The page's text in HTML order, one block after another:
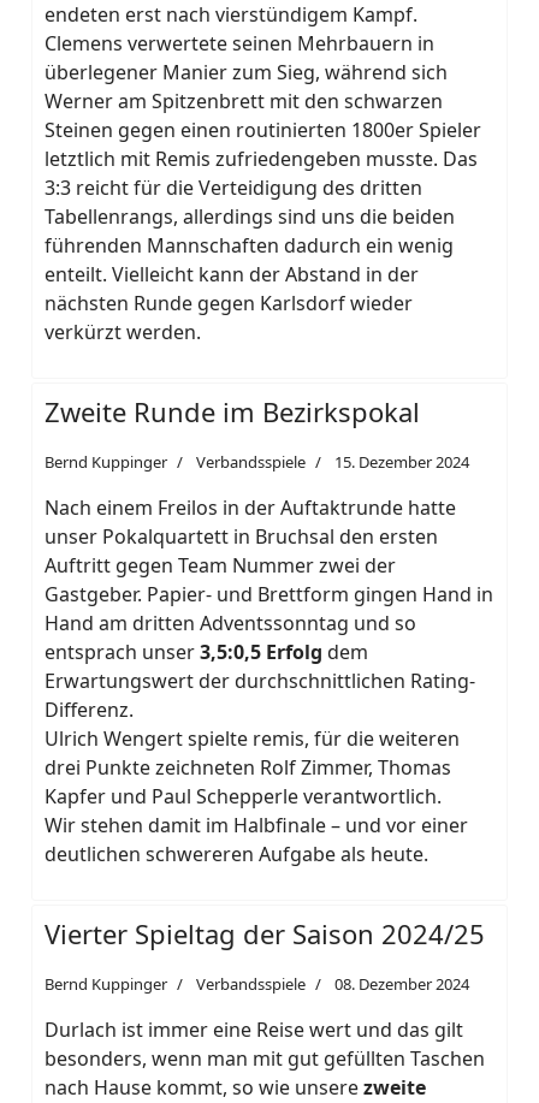
endeten erst nach vierstündigem Kampf.
Clemens verwertete seinen Mehrbauern in
überlegener Manier zum Sieg, während sich
Werner am Spitzenbrett mit den schwarzen
Steinen gegen einen routinierten 1800er Spieler
letztlich mit Remis zufriedengeben musste. Das
3:3 reicht für die Verteidigung des dritten
Tabellenrangs, allerdings sind uns die beiden
führenden Mannschaften dadurch ein wenig
enteilt. Vielleicht kann der Abstand in der
nächsten Runde gegen Karlsdorf wieder
verkürzt werden.
Zweite Runde im Bezirkspokal
Bernd Kuppinger Verbandsspiele 15. Dezember 2024
Nach einem Freilos in der Auftaktrunde hatte
unser Pokalquartett in Bruchsal den ersten
Auftritt gegen Team Nummer zwei der
Gastgeber. Papier- und Brettform gingen Hand in
Hand am dritten Adventssonntag und so
entsprach unser3,5:0,5 Erfolg dem
Erwartungswert der durchschnittlichen Rating-
Differenz.
Ulrich Wengert spielte remis, für die weiteren
drei Punkte zeichneten Rolf Zimmer, Thomas
Kapfer und Paul Schepperle verantwortlich.
Wir stehen damit im Halbfinale – und vor einer
deutlichen schwereren Aufgabe als heute.
Vierter Spieltag der Saison 2024/25
Bernd Kuppinger Verbandsspiele 08. Dezember 2024
Durlach ist immer eine Reise wert und das gilt
besonders, wenn man mit gut gefüllten Taschen
nach Hause kommt, so wie unserezweite